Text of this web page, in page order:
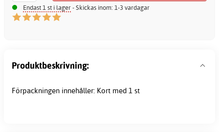
Endast 1 st i lager- Skickas inom: 1-3 vardagar
Produktbeskrivning:
Förpackningen innehåller: Kort med 1 st